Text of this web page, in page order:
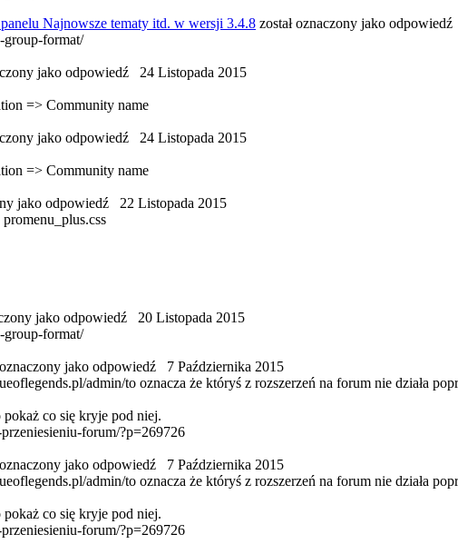
Najnowsze tematy itd. w wersji 3.4.8 został oznaczony jako odpowiedź
group-format/
jako odpowiedź
24 Listopada 2015
=> Community name
jako odpowiedź
24 Listopada 2015
=> Community name
jako odpowiedź
22 Listopada 2015
jako odpowiedź
20 Listopada 2015
group-format/
oznaczony jako odpowiedź
7 Października 2015
admin/to oznacza że któryś z rozszerzeń na forum nie działa
pokaż co się kryje pod niej.
forum/?p=269726
oznaczony jako odpowiedź
7 Października 2015
admin/to oznacza że któryś z rozszerzeń na forum nie działa
pokaż co się kryje pod niej.
forum/?p=269726